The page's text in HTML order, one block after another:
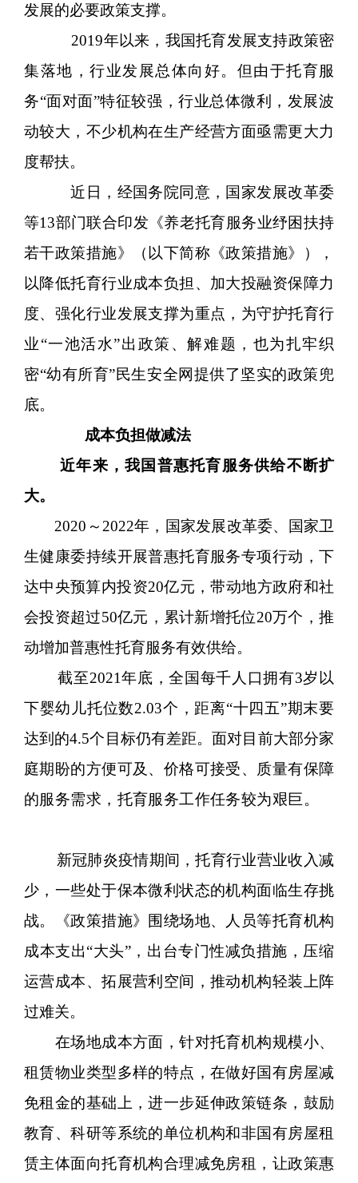
发展的必要政策支撑。
2019年以来，我国托育发展支持政策密
集落地，行业发展总体向好。但由于托育服
务“面对面”特征较强，行业总体微利，发展波
动较大，不少机构在生产经营方面亟需更大力
度帮扶。
近日，经国务院同意，国家发展改革委
等13部门联合印发《养老托育服务业纾困扶持
若干政策措施》（以下简称《政策措施》），
以降低托育行业成本负担、加大投融资保障力
度、强化行业发展支撑为重点，为守护托育行
业“一池活水”出政策、解难题，也为扎牢织
密“幼有所育”民生安全网提供了坚实的政策兜
底。
成本负担做减法
近年来，我国普惠托育服务供给不断扩
大。
2020～2022年，国家发展改革委、国家卫
生健康委持续开展普惠托育服务专项行动，下
达中央预算内投资20亿元，带动地方政府和社
会投资超过50亿元，累计新增托位20万个，推
动增加普惠性托育服务有效供给。
截至2021年底，全国每千人口拥有3岁以
下婴幼儿托位数2.03个，距离“十四五”期末要
达到的4.5个目标仍有差距。面对目前大部分家
庭期盼的方便可及、价格可接受、质量有保障
的服务需求，托育服务工作任务较为艰巨。
新冠肺炎疫情期间，托育行业营业收入减
少，一些处于保本微利状态的机构面临生存挑
战。《政策措施》围绕场地、人员等托育机构
成本支出“大头”，出台专门性减负措施，压缩
运营成本、拓展营利空间，推动机构轻装上阵
过难关。
在场地成本方面，针对托育机构规模小、
租赁物业类型多样的特点，在做好国有房屋减
免租金的基础上，进一步延伸政策链条，鼓励
教育、科研等系统的单位机构和非国有房屋租
赁主体面向托育机构合理减免房租，让政策惠